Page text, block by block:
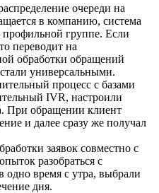
очереди на
в компанию, система
профильной группе. Если
переводит на
обработки обращений
универсальными.
процесс с базами
IVR, настроили
При обращении клиент
и далее сразу же получал
заявок совместно с
разобраться с
время с утра, выбрали
дня.